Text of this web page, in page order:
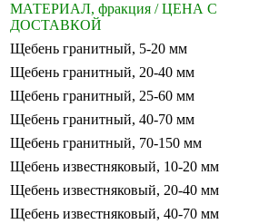
МАТЕРИАЛ, фракция / ЦЕНА С
ДОСТАВКОЙ
Щебень гранитный, 5-20 мм
Щебень гранитный, 20-40 мм
Щебень гранитный, 25-60 мм
Щебень гранитный, 40-70 мм
Щебень гранитный, 70-150 мм
Щебень известняковый, 10-20 мм
Щебень известняковый, 20-40 мм
Щебень известняковый, 40-70 мм